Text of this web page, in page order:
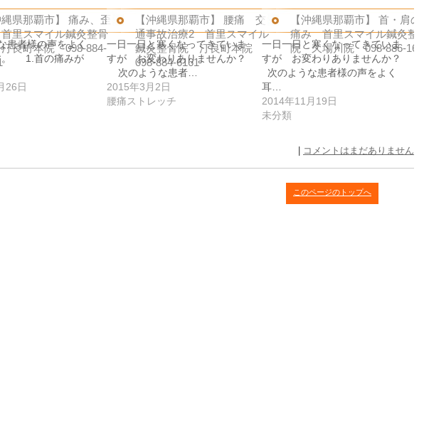
縄県那覇市】 痛み、歪
里スマイル鍼灸整骨
良町本院 098-884-
患者様の声をよく
。 1.首の痛みが
26日
【沖縄県那覇市】 腰痛 交
通事故治療2 首里スマイル
鍼灸整骨院 汀良町本院
098-884-6161
一日一日と寒くなってきていま
すが お変わりありませんか？
次のような患者…
2015年3月2日
腰痛ストレッチ
【沖縄県那覇市】 首・肩の
痛み 首里スマイル鍼灸整骨
院 久場川院 098-886-1680
一日一日と寒くなってきていま
すが お変わりありませんか？
次のような患者様の声をよく
耳…
2014年11月19日
未分類
コメントはまだありません
このページのトップへ